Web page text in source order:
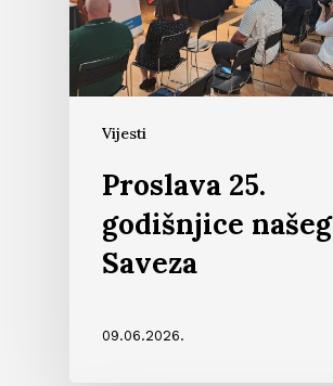
Vijesti
Proslava 25.
godišnjice našeg
Saveza
09.06.2026.